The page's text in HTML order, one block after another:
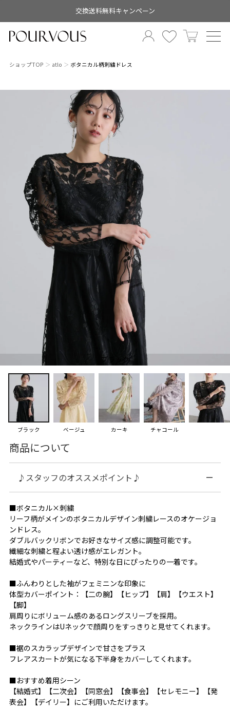
交換送料無料キャンペーン
ショップTOP atlo ボタニカル柄刺繍ドレス
ブラック
ブラック ベージュ カーキ チャコール
商品について
♪スタッフのオススメポイント♪
■ボタニカル×刺繍
リーフ柄がメインのボタニカルデザイン刺繍レースのオケージョ
ンドレス。
ダブルバックリボンでお好きなサイズ感に調整可能です。
繊細な刺繍と程よい透け感がエレガント。
結婚式やパーティーなど、特別な日にぴったりの一着です。
■ふんわりとした袖がフェミニンな印象に
体型カバーポイント：【二の腕】【ヒップ】【肩】【ウエスト】
【脚】
肩周りにボリューム感のあるロングスリーブを採用。
ネックラインはUネックで顔周りをすっきりと見せてくれます。
■裾のスカラップデザインで甘さをプラス
フレアスカートが気になる下半身をカバーしてくれます。
■おすすめ着用シーン
【結婚式】【二次会】【同窓会】【食事会】【セレモニー】【発
表会】【デイリー】にご利用いただけます。